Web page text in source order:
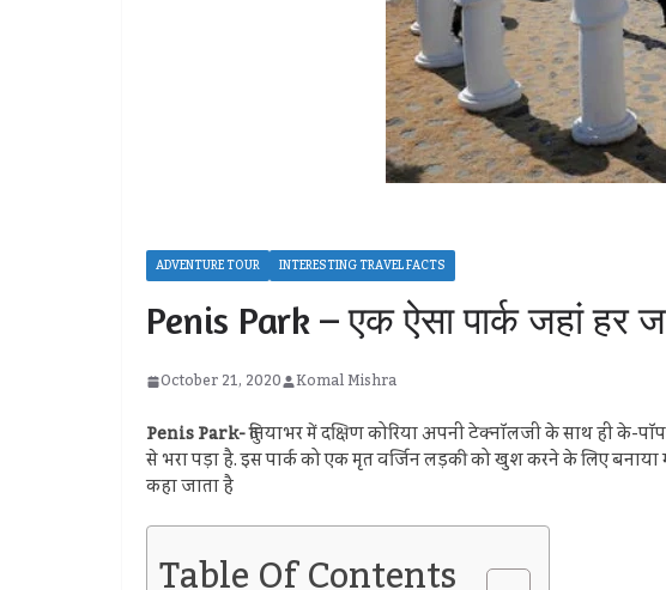
ADVENTURE TOUR INTERESTING TRAVEL FACTS
Penis Park – एक ऐसा पार्क जहां हर
October 21, 2020 Komal Mishra
Penis Park-दुनियाभर में दक्षिण कोरिया अपनी टेक्नॉलजी के साथ ही के-
से भरा पड़ा है. इस पार्क को एक मृत वर्जिन लड़की को खुश करने के लिए बनाया
कहा जाता है